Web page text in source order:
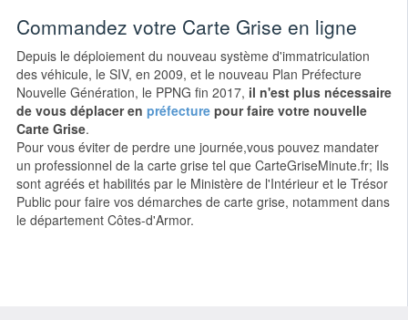
Commandez votre Carte Grise en ligne
Depuis le déploiement du nouveau système d'immatriculation
des véhicule, le SIV, en 2009, et le nouveau Plan Préfecture
Nouvelle Génération, le PPNG fin 2017, il n'est plus nécessaire
de vous déplacer en préfecturepour faire votre nouvelle
Carte Grise.
Pour vous éviter de perdre une journée,vous pouvez mandater
un professionnel de la carte grise tel que CarteGriseMinute.fr; Ils
sont agréés et habilités par le Ministère de l'Intérieur et le Trésor
Public pour faire vos démarches de carte grise, notamment dans
le département Côtes-d'Armor.